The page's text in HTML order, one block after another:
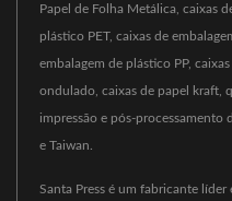
Papel de Folha Metálica, caixas
plástico PET, caixas de
embalagem de plástico PP,
ondulado, caixas de papel kraft,
impressão e pós-processamento
e Taiwan.
Santa Press é um fabricante líder